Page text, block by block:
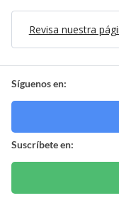
Revisa nuestra
Síguenos en:
Suscríbete en: